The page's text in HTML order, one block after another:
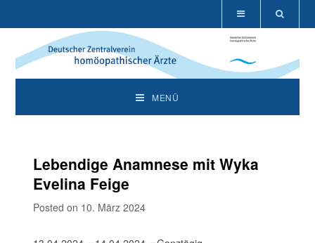
MENÜ
Lebendige Anamnese mit Wyka
Evelina Feige
Posted on 10. März 2024